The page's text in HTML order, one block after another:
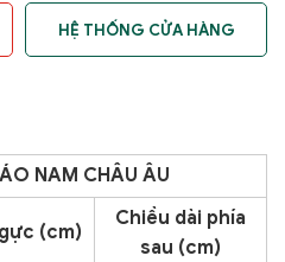
HỆ THỐNG CỬA HÀNG
NAM CHÂU ÂU
(cm)
Chiều dài phía
sau (cm)